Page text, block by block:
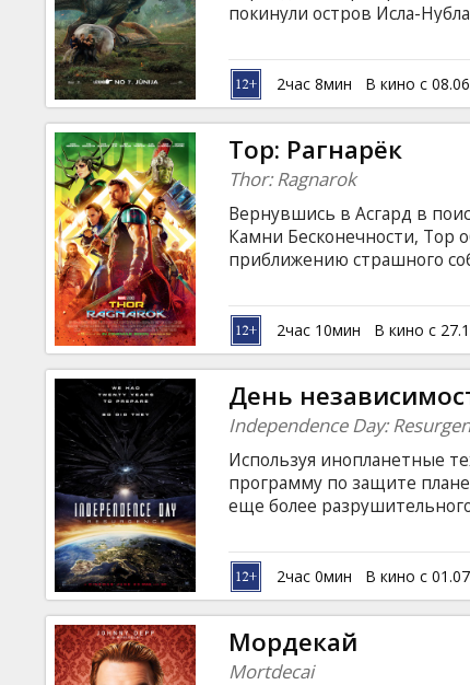
покинули остров Исла-
извергаться, Оуэн (Крис
спасательную экспедицию,
обреченного на гибель
подопечную бета-раптора
животным, которые
2час 8мин В кино с
Тор: Рагнарёк
Thor: Ragnarok
Вернувшись в Асгард в
Камни Бесконечности, Тор
приближению страшного
попытке предотвратить
товарища - Халка. Вместе,
злейшим врагом —
исполнение пророчества.
латышском и русском
2час 10мин В кино с
День
Independence Day:
Используя инопланетные
программу по защите
еще более
наш мир от уничтожения.
латышском и русском
2час 0мин В кино с
Мордекай
Mortdecai